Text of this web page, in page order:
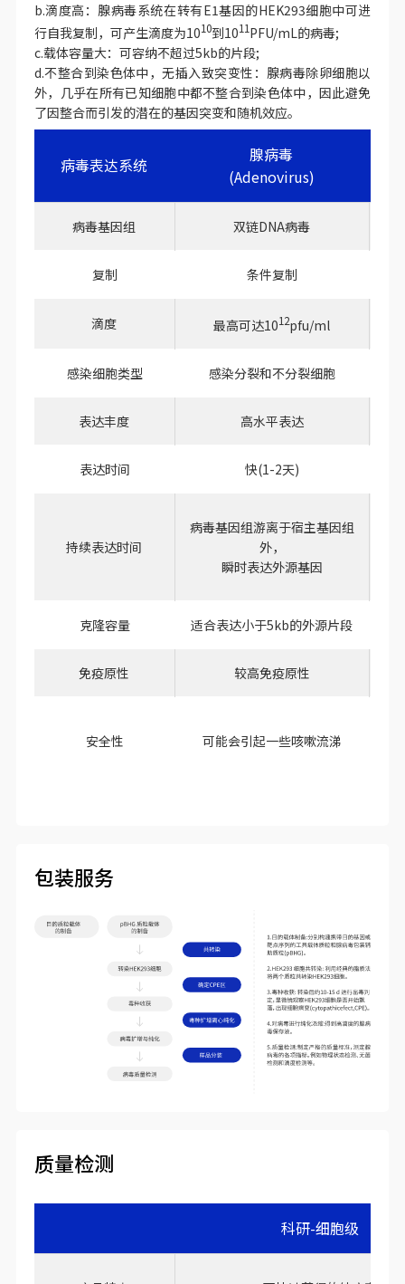
b.滴度高：腺病毒系统在转有E1基因的HEK293细胞中可进
行自我复制，可产生滴度为1010到1011PFU/mL的病毒;
c.载体容量大：可容纳不超过5kb的片段;
d.不整合到染色体中，无插入致突变性：腺病毒除卵细胞以
外，几乎在所有已知细胞中都不整合到染色体中，因此避免
了因整合而引发的潜在的基因突变和随机效应。
病毒表达系统
腺病毒
(Adenovirus)
病毒基因组 双链DNA病毒
复制 条件复制
滴度 最高可达1012pfu/ml
感染细胞类型 感染分裂和不分裂细胞
表达丰度 高水平表达
表达时间 快(1-2天)
持续表达时间
病毒基因组游离于宿主基因组
外，
瞬时表达外源基因
克隆容量 适合表达小于5kb的外源片段
免疫原性 较高免疫原性
安全性 可能会引起一些咳嗽流涕
包装服务
质量检测
科研-细胞级